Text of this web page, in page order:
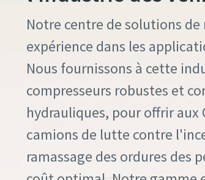
Notre centre de solutions
expérience dans les
Nous fournissons à cette
compresseurs robustes et
hydrauliques, pour offrir aux
camions de lutte contre
ramassage des ordures des